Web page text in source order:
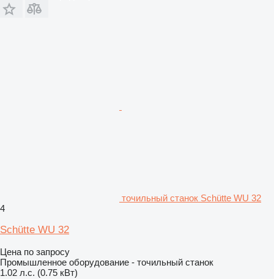
точильный станок Schütte WU 32
4
Schütte WU 32
Цена по запросу
Промышленное оборудование - точильный станок
1.02 л.с. (0.75 кВт)